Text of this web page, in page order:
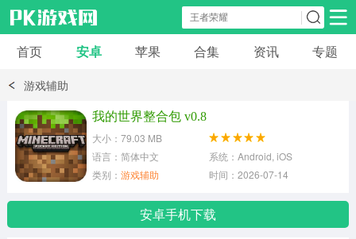
安卓应用 安卓游戏
模拟经营
首页 安卓 苹果 合集 资讯 专题
游戏辅助
我的世界整合包 v0.8
大小：79.03 MB
语言：简体中文
系统：Android, iOS
类别： 游戏辅助 时间：2026-07-14
安卓手机下载